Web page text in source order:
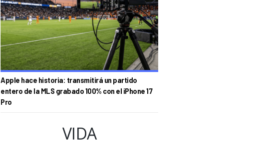
Apple hace historia: transmitirá un partido
entero de la MLS grabado 100% con el iPhone 17
Pro
VIDA